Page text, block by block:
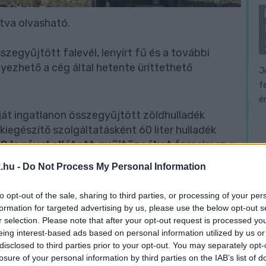
- Do Not Process My Personal Information
opt-out of the sale, sharing to third parties, or processing of your
for targeted advertising by us, please use the below opt-out
selection. Please note that after your opt-out request is processed
interest-based ads based on personal information utilized by us
to third parties prior to your opt-out. You may separately
of your personal information by third parties on the IAB’s list of
olvasható.
falevél, lenyírt fű és a további
a cég által hetente üríttethető
ingatlanon összegyűjtött zöldhulladék
szolgáltatásként 60 liter hulladék
logóval ellátott gyűjtőzsákotforgalmaz a
út 31. címen (ETO Park I. emelet,
irodájában vehetők fel. A zsákok ellenértéke
kerül számlázásra. Családi házak
edény mellé kell tenni ezen
előzetes bejelentését (telefon: +36 1 776 7777,
pénteken, vidéken az adott település bio
Amennyiben nem a vevőazonosítóval